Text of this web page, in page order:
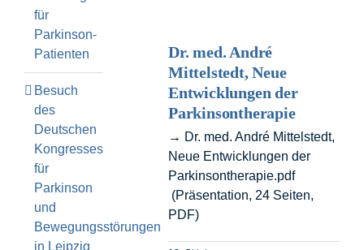
Dr. med. André
Mittelstedt, Neue
Entwicklungen der
Parkinsontherapie
→ Dr. med. André Mittelstedt,
Neue Entwicklungen der
Parkinsontherapie.pdf
(Präsentation, 24 Seiten,
PDF)
für
Parkinson-
Patienten
Besuch
des
Deutschen
Kongresses
für
Parkinson
und
Bewegungsstörungen
in Leipzig